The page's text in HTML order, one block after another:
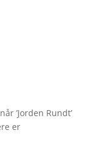
’Jorden Rundt’
er